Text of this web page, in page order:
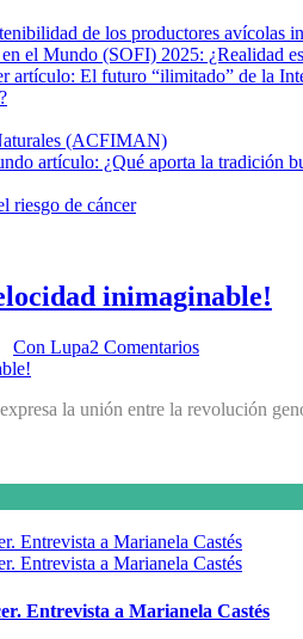
de los productores avícolas
el Mundo (SOFI) 2025: ¿Realidad
artículo: El futuro “ilimitado” de la
(ACFIMAN)
artículo: ¿Qué aporta la tradición
riesgo de cáncer
inimaginable!
Con Lupa2 Comentarios
la unión entre la revolución
Entrevista a Marianela Castés